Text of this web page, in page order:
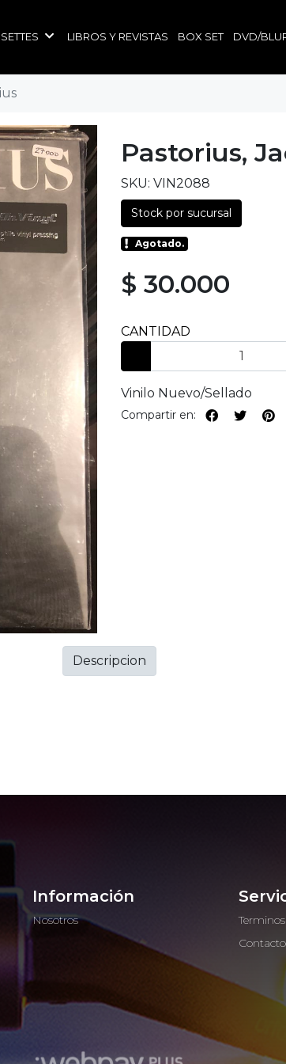
LIBROS Y REVISTAS BOX SET DVD/
Pastorius,
SKU: VIN2088
Stock por sucursal
Agotado.
$ 30.000
CANTIDAD
Vinilo Nuevo/Sellado
Compartir en:
Descripcion
Información
Nosotros
Contacto